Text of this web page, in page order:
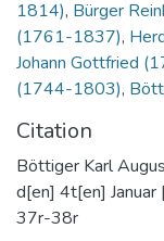
1814), Bürger
(1761-1837),
Johann Gottfried
(1744-1803),
Citation
Böttiger Karl
d[en] 4t[en]
37r-38r